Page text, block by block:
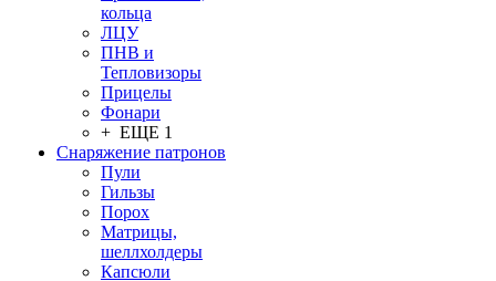
кольца
ЛЦУ
ПНВ и
Тепловизоры
Прицелы
Фонари
+ ЕЩЕ 1
Снаряжение патронов
Пули
Гильзы
Порох
Матрицы,
шеллхолдеры
Капсюли